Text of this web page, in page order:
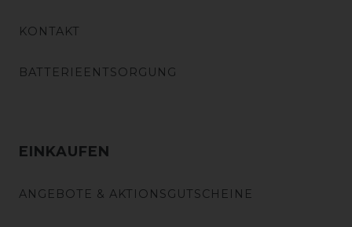
KONTAKT
BATTERIEENTSORGUNG
EINKAUFEN
ANGEBOTE & AKTIONSGUTSCHEINE